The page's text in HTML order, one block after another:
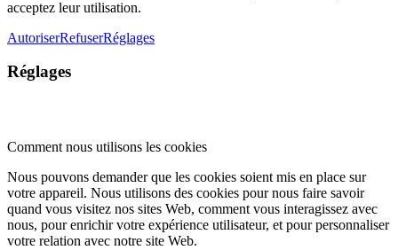
acceptez leur utilisation.
AutoriserRefuserRéglages
Réglages
Comment nous utilisons les cookies
Nous pouvons demander que les cookies soient mis en place sur
votre appareil. Nous utilisons des cookies pour nous faire savoir
quand vous visitez nos sites Web, comment vous interagissez avec
nous, pour enrichir votre expérience utilisateur, et pour personnaliser
votre relation avec notre site Web.